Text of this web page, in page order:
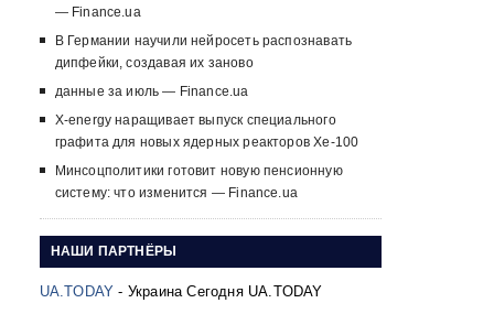
— Finance.ua
В Германии научили нейросеть распознавать
дипфейки, создавая их заново
данные за июль — Finance.ua
X-energy наращивает выпуск специального
графита для новых ядерных реакторов Xe-100
Минсоцполитики готовит новую пенсионную
систему: что изменится — Finance.ua
НАШИ ПАРТНЁРЫ
UA.TODAY - Украина Сегодня UA.TODAY